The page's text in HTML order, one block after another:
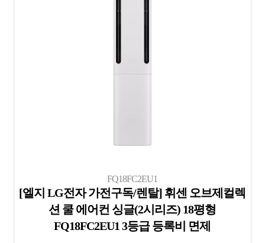
FQ18FC2EU1
[엘지 LG전자 가전구독/렌탈] 휘센 오브제컬렉
션 쿨 에어컨 싱글(2시리즈) 18평형
FQ18FC2EU1 3등급 등록비 면제